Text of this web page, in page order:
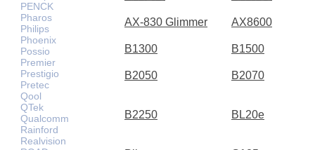
PENCK
Pharos
Philips
Phoenix
Possio
Premier
Prestigio
Pretec
Qool
QTek
Qualcomm
Rainford
Realvision
AX-830 Glimmer AX8600
B1300 B1500
B2050 B2070
B2250 BL20e